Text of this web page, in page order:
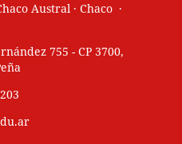
Austral · Chaco ·
755 - CP 3700,